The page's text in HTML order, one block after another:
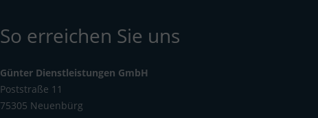
So erreichen Sie uns
Günter Dienstleistungen GmbH
Poststraße 11
75305 Neuenbürg